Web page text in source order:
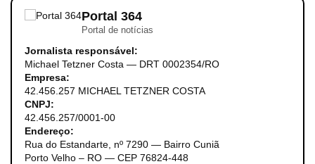
Portal 364
Portal de notícias
Jornalista responsável:
Michael Tetzner Costa — DRT 0002354/RO
Empresa:
42.456.257 MICHAEL TETZNER COSTA
CNPJ:
42.456.257/0001-00
Endereço:
Rua do Estandarte, nº 7290 — Bairro Cuniã
Porto Velho – RO — CEP 76824-448